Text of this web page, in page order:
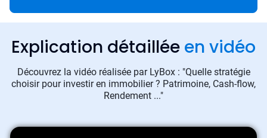
Explication détaillée en vidéo
Découvrez la vidéo réalisée par LyBox : "Quelle stratégie
choisir pour investir en immobilier ? Patrimoine, Cash-flow,
Rendement ..."